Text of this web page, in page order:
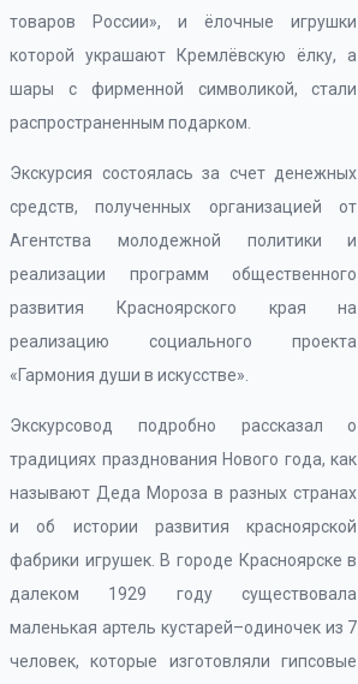
товаров России», и ёлочные игрушки
которой украшают Кремлёвскую ёлку, а
шары с фирменной символикой, стали
распространенным подарком.
Экскурсия состоялась за счет денежных
средств, полученных организацией от
Агентства молодежной политики и
реализации программ общественного
развития Красноярского края на
реализацию социального проекта
«Гармония души в искусстве».
Экскурсовод подробно рассказал о
традициях празднования Нового года, как
называют Деда Мороза в разных странах
и об истории развития красноярской
фабрики игрушек. В городе Красноярске в
далеком 1929 году существовала
маленькая артель кустарей–одиночек из 7
человек, которые изготовляли гипсовые